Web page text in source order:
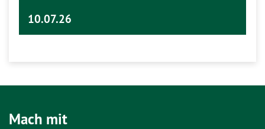
10.07.26
Mach mit